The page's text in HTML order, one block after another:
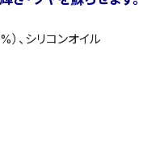
、シリコンオイル